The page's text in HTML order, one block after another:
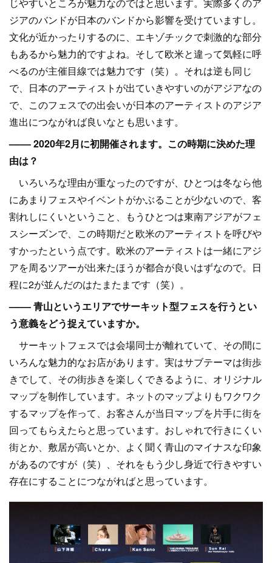
ジアのバンドが日本のバンドから影響を受けていますし。
文化が近かったりするのに、エキゾチックで刺激的な部分
もあるから魅力的ですよね。そして欧米と違って気軽に呼
べるのが主催目線では魅力です（笑）。それは逆も同じ
で、日本のアーティストが出ていきやすいのがアジアなの
で、このフェスでの出会いが日本のアーティストのアジア
進出につながれば良いなとも思います。
–––– 2020年2月に初開催されます。この時期に決めた理
由は？
いろいろな理由が重なったのですが、ひとつは冬なら他
にあまりフェスやイベントがかぶることが少ないので、客
割れしにくいということ、もうひとつは東南アジアがフェ
スシーズンで、この時期だと欧米のアーティストを呼びや
すかったという点です。欧米のアーティストは一緒にアジ
アを周るツアーが出来たほうが都合が良いはずなので。日
程に2が並んだのはたまたまです（笑）。
–––– 青山というエリアでサーキット型フェスを行うとい
う意義をどう捉えていますか。
サーキットフェスでは会場同士が離れていて、その間に
いろんな魅力的なお店があります。実はサブテーマは街歩
きでして、その街歩きを楽しくできるように、オリジナル
マップを制作しています。ネットのマップよりもワクワク
するマップを作って、お客さんが当日マップを片手に街を
回ってもらえたらと思っています。おしゃれで行きにくい
街とか、敷居が高いとか、よく聞く青山のマイナスな印象
があるのですが（笑）、それをもう少し身近で行きやすい
存在にすることにつながればと思っています。